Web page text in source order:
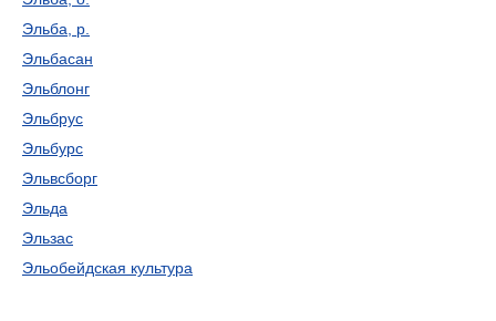
Эльба, р.
Эльбасан
Эльблонг
Эльбрус
Эльбурс
Эльвсборг
Эльда
Эльзас
Эльобейдская культура